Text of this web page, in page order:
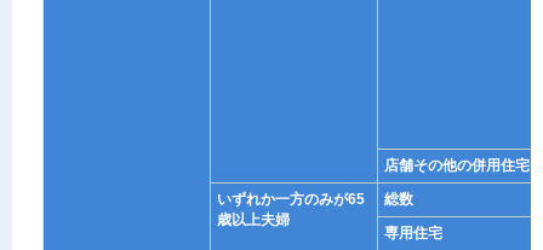
店舗その他の併用住宅
いずれか一方のみが65
歳以上夫婦
総数
専用住宅